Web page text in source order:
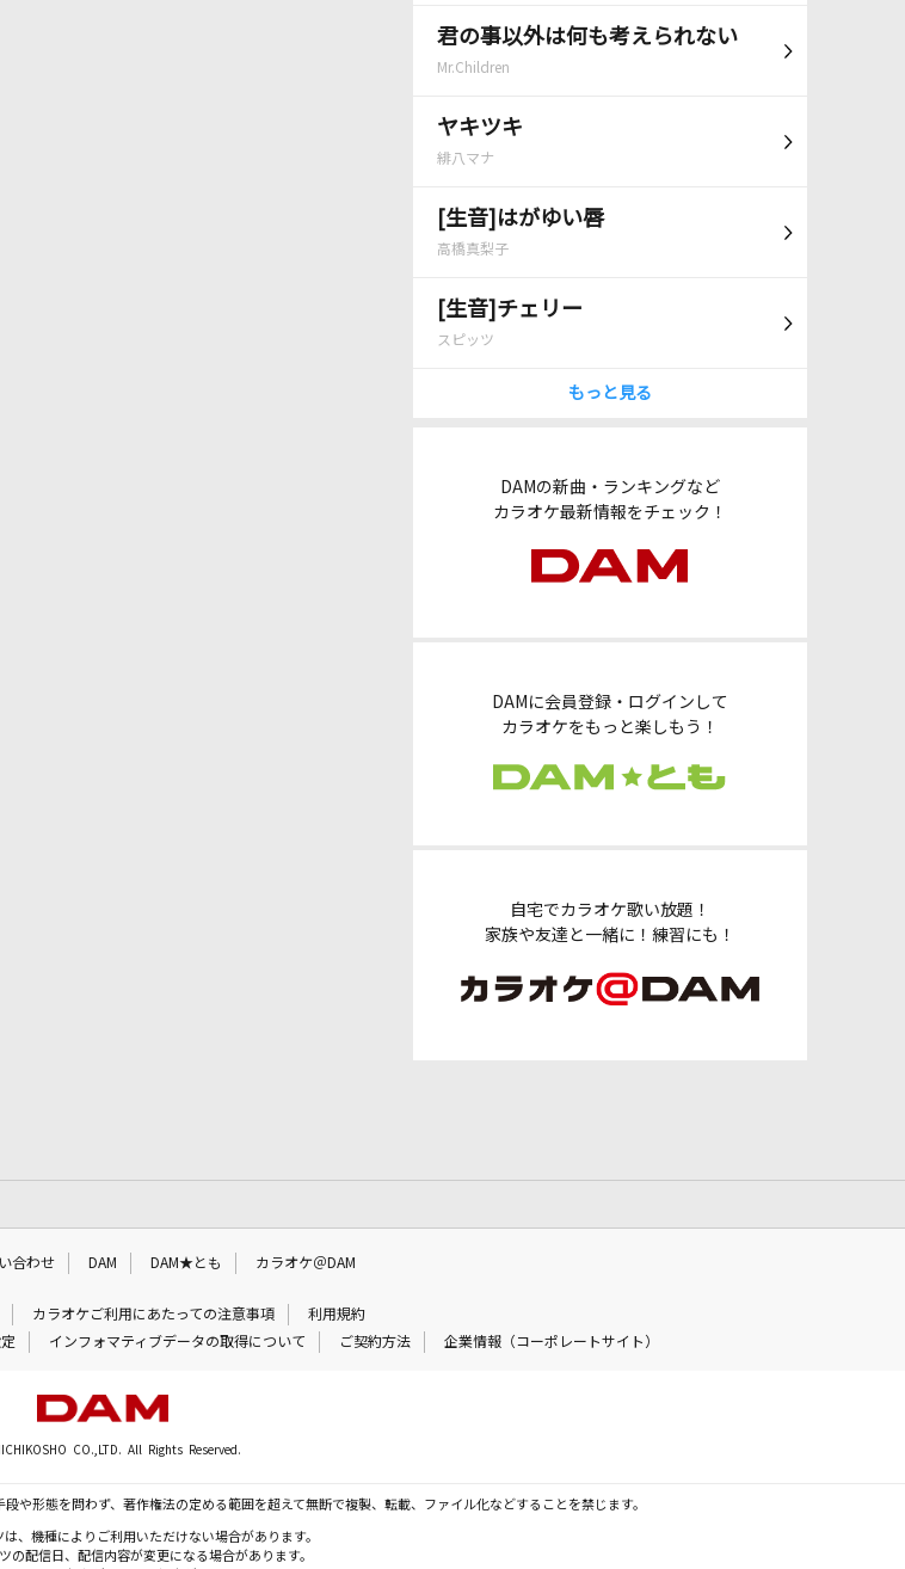
君の事以外は何も考えられない
Mr.Children
ヤキツキ
緋八マナ
[生音]はがゆい唇
高橋真梨子
[生音]チェリー
スピッツ
もっと見る
DAMの新曲・ランキングなど
カラオケ最新情報をチェック！
DAMに会員登録・ログインして
カラオケをもっと楽しもう！
自宅でカラオケ歌い放題！
家族や友達と一緒に！練習にも！
合わせ DAM DAM★とも カラオケ＠DAM
カラオケご利用にあたっての注意事項
利用規約
インフォマティブデータの取得について ご契約方法 企業情報（コーポレートサイト）
CO.,LTD. All Rights Reserved.
や形態を問わず、著作権法の定める範囲を超えて無断で複製、転載、ファイル化などすることを禁じます。
、機種によりご利用いただけない場合があります。
の配信日、配信内容が変更になる場合があります。